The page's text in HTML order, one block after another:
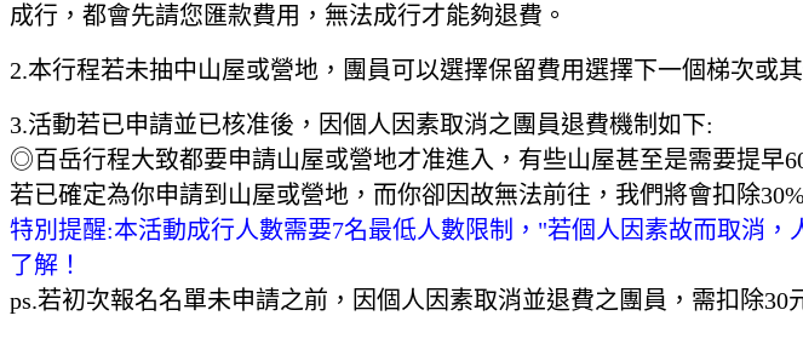
成行，都會先請您匯款費用，無法成行才能夠退費。
2.本行程若未抽中山屋或營地，團員可以選擇保留費用選擇下一個梯次或
3.活動若已申請並已核准後，因個人因素取消之團員退費機制如下:
◎百岳行程大致都要申請山屋或營地才准進入，有些山屋甚至是需要提早
若已確定為你申請到山屋或營地，而你卻因故無法前往，我們將會扣除
特別提醒:本活動成行人數需要7名最低人數限制，"若個人因素故而取消
了解！
ps.若初次報名名單未申請之前，因個人因素取消並退費之團員，需扣除30